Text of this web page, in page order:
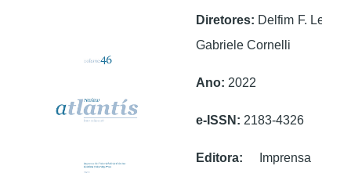
Diretores: Delfim F. Leão;
Gabriele Cornelli
Ano: 2022
e-ISSN: 2183-4326
Editora: Imprensa da